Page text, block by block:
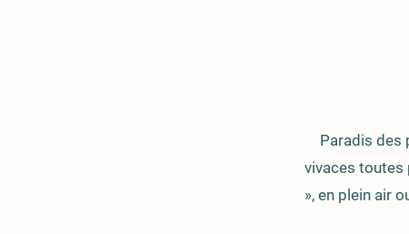
Paradis des
vivaces toutes
», en plein air